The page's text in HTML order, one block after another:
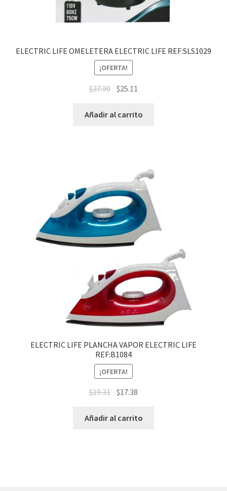
ELECTRIC LIFE OMELETERA ELECTRIC LIFE REF:SLS1029
¡OFERTA!
$27.90 $25.11
Añadir al carrito
ELECTRIC LIFE PLANCHA VAPOR ELECTRIC LIFE
REF:B1084
¡OFERTA!
$19.31 $17.38
Añadir al carrito